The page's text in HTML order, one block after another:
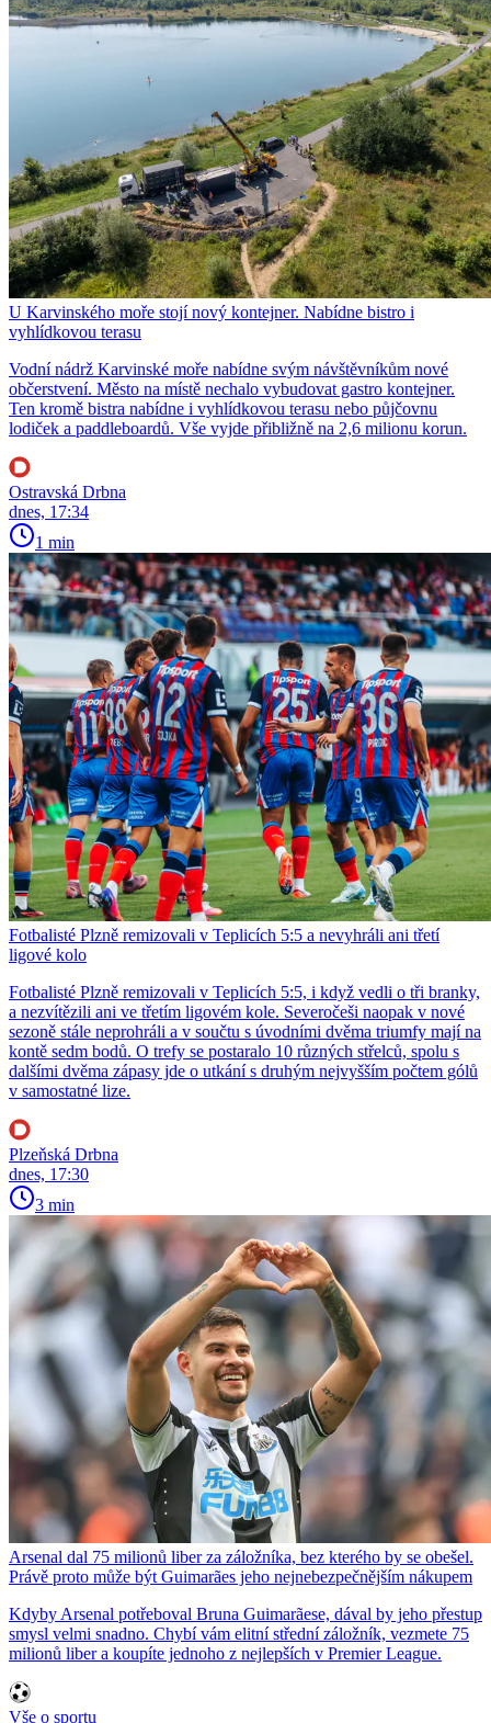
U Karvinského moře stojí nový kontejner. Nabídne bistro i
vyhlídkovou terasu
Vodní nádrž Karvinské moře nabídne svým návštěvníkům nové
občerstvení. Město na místě nechalo vybudovat gastro kontejner.
Ten kromě bistra nabídne i vyhlídkovou terasu nebo půjčovnu
lodiček a paddleboardů. Vše vyjde přibližně na 2,6 milionu korun.
Ostravská Drbna
dnes, 17:34
1 min
Fotbalisté Plzně remizovali v Teplicích 5:5 a nevyhráli ani třetí
ligové kolo
Fotbalisté Plzně remizovali v Teplicích 5:5, i když vedli o tři branky,
a nezvítězili ani ve třetím ligovém kole. Severočeši naopak v nové
sezoně stále neprohráli a v součtu s úvodními dvěma triumfy mají na
kontě sedm bodů. O trefy se postaralo 10 různých střelců, spolu s
dalšími dvěma zápasy jde o utkání s druhým nejvyšším počtem gólů
v samostatné lize.
Plzeňská Drbna
dnes, 17:30
3 min
Arsenal dal 75 milionů liber za záložníka, bez kterého by se obešel.
Právě proto může být Guimarães jeho nejnebezpečnějším nákupem
Kdyby Arsenal potřeboval Bruna Guimarãese, dával by jeho přestup
smysl velmi snadno. Chybí vám elitní střední záložník, vezmete 75
milionů liber a koupíte jednoho z nejlepších v Premier League.
Vše o sportu